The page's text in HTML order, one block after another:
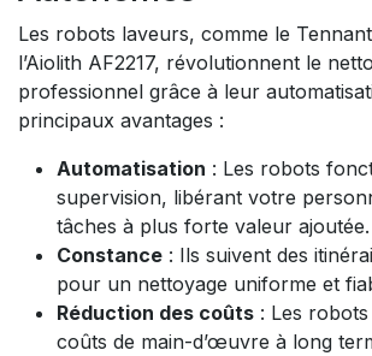
Les robots laveurs, comme le
l’Aiolith AF2217, révolutionnent le
professionnel grâce à leur
principaux avantages :
Automatisation : Les robots
supervision, libérant votre
tâches à plus forte valeur ajoutée.
Constance : Ils suivent des
pour un nettoyage uniforme et
Réduction des coûts : Les
coûts de main-d’œuvre à long